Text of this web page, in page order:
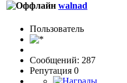
walnad
Пользовaтeль
Сообщений: 287
Репутация 0